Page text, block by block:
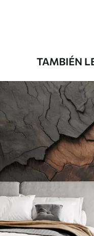
Peel and Stick
12.77$7.66/sq ft
TAMBIÉN